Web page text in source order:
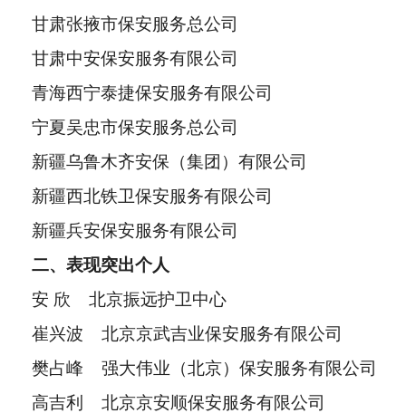
甘肃张掖市保安服务总公司
甘肃中安保安服务有限公司
青海西宁泰捷保安服务有限公司
宁夏吴忠市保安服务总公司
新疆乌鲁木齐安保（集团）有限公司
新疆西北铁卫保安服务有限公司
新疆兵安保安服务有限公司
二、表现突出个人
安 欣 北京振远护卫中心
崔兴波 北京京武吉业保安服务有限公司
樊占峰 强大伟业（北京）保安服务有限公司
高吉利 北京京安顺保安服务有限公司